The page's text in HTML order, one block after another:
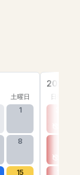
土曜日
1
8
15
2026年
日曜日